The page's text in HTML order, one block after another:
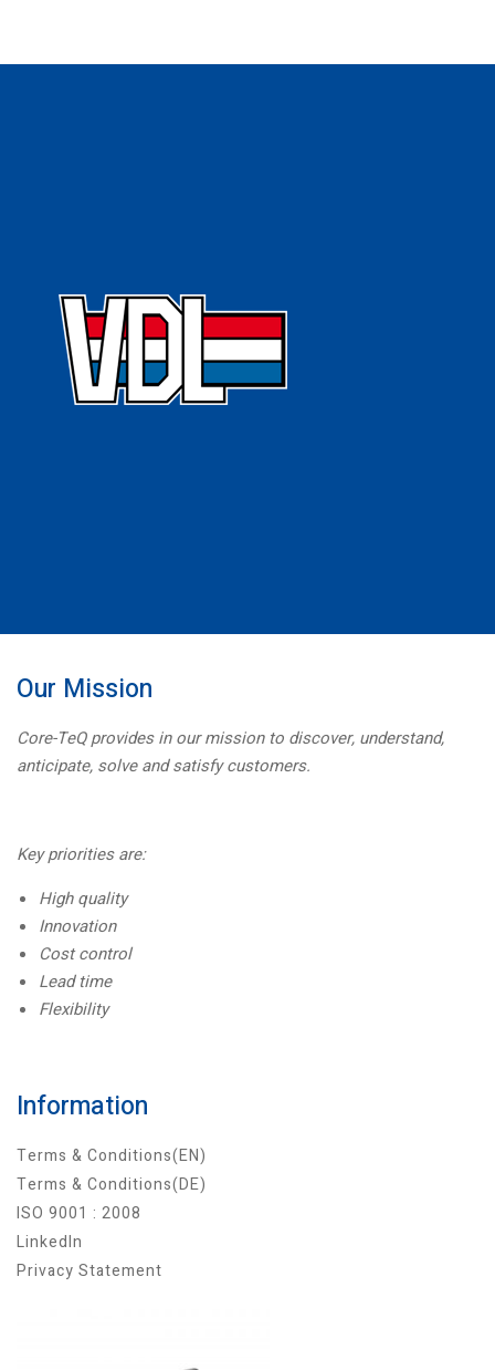
Our Mission
Core-TeQ provides in our mission to discover, understand,
anticipate, solve and satisfy customers.
Key priorities are:
High quality
Innovation
Cost control
Lead time
Flexibility
Information
Terms & Conditions(EN)
Terms & Conditions(DE)
ISO 9001 : 2008
LinkedIn
Privacy Statement